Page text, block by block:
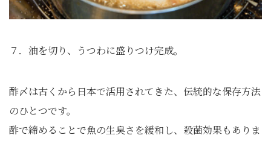
７．油を切り、うつわに盛りつけ完成。
酢〆は古くから日本で活用されてきた、伝統的な保存方法
のひとつです。
酢で締めることで魚の生臭さを緩和し、殺菌効果もありま